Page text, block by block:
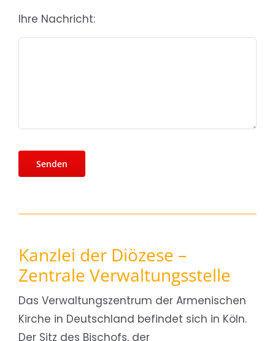
Ihre Nachricht:
Kanzlei der Diözese –
Zentrale Verwaltungsstelle
Das Verwaltungszentrum der Armenischen
Kirche in Deutschland befindet sich in Köln.
Der Sitz des Bischofs, der